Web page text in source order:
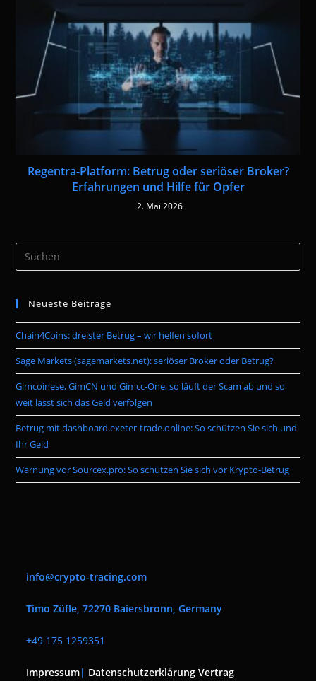
Regentra-Platform: Betrug oder seriöser Broker?
Erfahrungen und Hilfe für Opfer
2. Mai 2026
the
Neueste Beiträge
Chain4Coins: dreister Betrug – wir helfen sofort
Sage Markets (sagemarkets.net): seriöser Broker oder Betrug?
Gimcoinese, GimCN und Gimcc-One, so läuft der Scam ab und so
weit lässt sich das Geld verfolgen
Betrug mit dashboard.exeter-trade.online: So schützen Sie sich und
Ihr Geld
Warnung vor Sourcex.pro: So schützen Sie sich vor Krypto-Betrug
info@crypto-tracing.com
Timo Züfle, 72270 Baiersbronn, Germany
+49 175 1259351
Impressum| Datenschutzerklärung Vertrag